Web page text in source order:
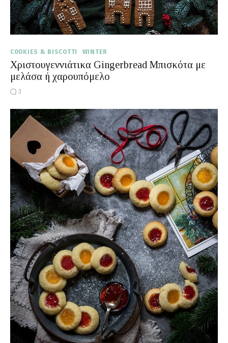
COOKIES & BISCOTTI WINTER
Χριστουγεννιάτικα Gingerbread Μπισκότα με
μελάσα ή χαρουπόμελο
3